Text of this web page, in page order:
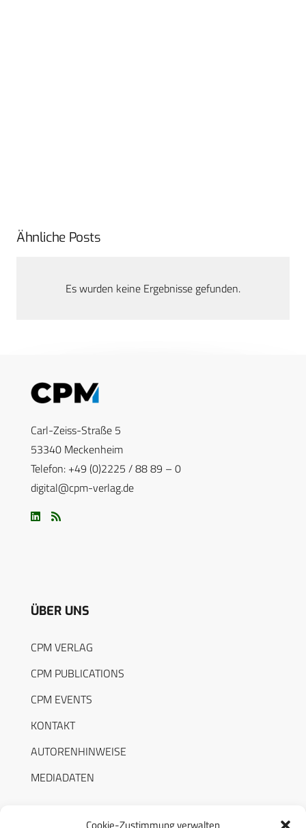
Ähnliche Posts
Es wurden keine Ergebnisse gefunden.
Carl-Zeiss-Straße 5
53340 Meckenheim
Telefon: +49 (0)2225 / 88 89 – 0
digital@cpm-verlag.de
ÜBER UNS
CPM VERLAG
CPM PUBLICATIONS
CPM EVENTS
KONTAKT
AUTORENHINWEISE
MEDIADATEN